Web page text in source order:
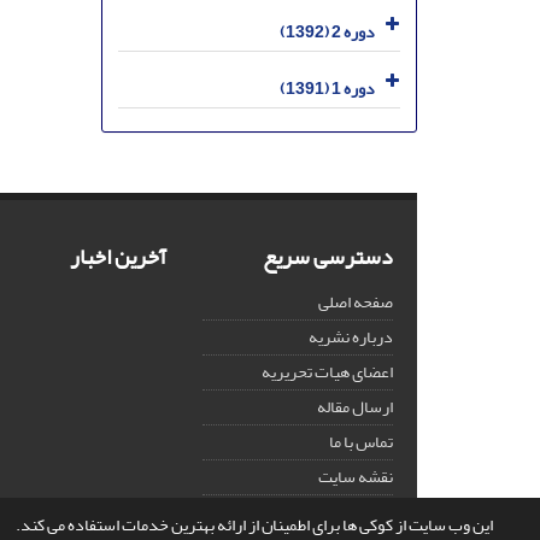
این وب سایت از کوکی ها برای اطمینان از ارائه بهترین خدمات استفاده می کند.
دوره 2 (1392)
دوره 1 (1391)
دسترسی سریع
صفحه اصلی
درباره نشریه
اعضای هیات تحریریه
ارسال مقاله
تماس با ما
نقشه سایت
آخرین اخبار